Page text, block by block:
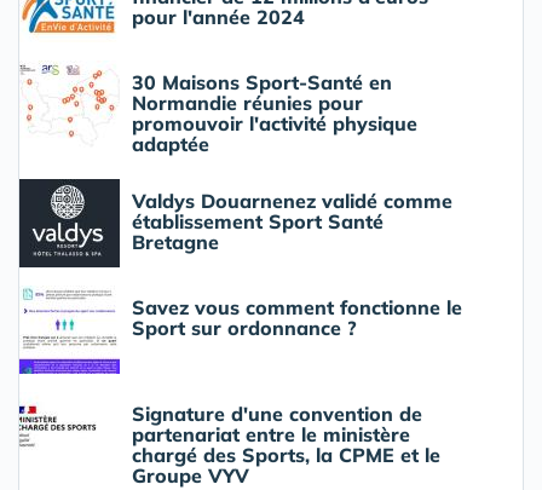
pour l'année 2024
30 Maisons Sport-Santé en
Normandie réunies pour
promouvoir l'activité physique
adaptée
Valdys Douarnenez validé comme
établissement Sport Santé
Bretagne
Savez vous comment fonctionne le
Sport sur ordonnance ?
Signature d'une convention de
partenariat entre le ministère
chargé des Sports, la CPME et le
Groupe VYV